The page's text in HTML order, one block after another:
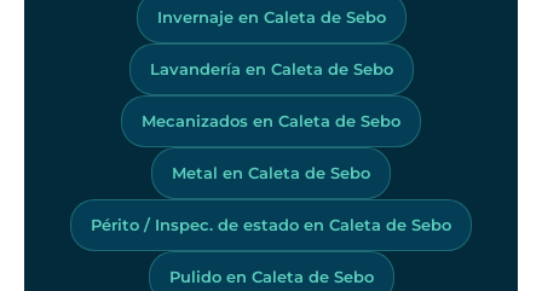
Invernaje en Caleta de Sebo
Lavandería en Caleta de Sebo
Mecanizados en Caleta de Sebo
Metal en Caleta de Sebo
Périto / Inspec. de estado en Caleta de Sebo
Pulido en Caleta de Sebo